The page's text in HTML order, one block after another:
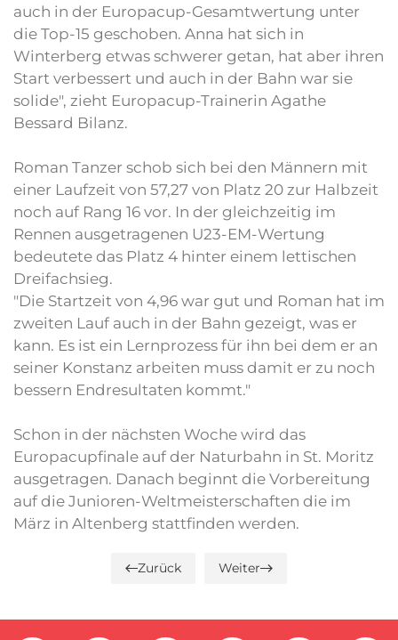
auch in der Europacup-Gesamtwertung unter
die Top-15 geschoben. Anna hat sich in
Winterberg etwas schwerer getan, hat aber ihren
Start verbessert und auch in der Bahn war sie
solide", zieht Europacup-Trainerin Agathe
Bessard Bilanz.
Roman Tanzer schob sich bei den Männern mit
einer Laufzeit von 57,27 von Platz 20 zur Halbzeit
noch auf Rang 16 vor. In der gleichzeitig im
Rennen ausgetragenen U23-EM-Wertung
bedeutete das Platz 4 hinter einem lettischen
Dreifachsieg.
"Die Startzeit von 4,96 war gut und Roman hat im
zweiten Lauf auch in der Bahn gezeigt, was er
kann. Es ist ein Lernprozess für ihn bei dem er an
seiner Konstanz arbeiten muss damit er zu noch
bessern Endresultaten kommt."
Schon in der nächsten Woche wird das
Europacupfinale auf der Naturbahn in St. Moritz
ausgetragen. Danach beginnt die Vorbereitung
auf die Junioren-Weltmeisterschaften die im
März in Altenberg stattfinden werden.
Zurück Weiter